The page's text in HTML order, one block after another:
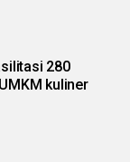
280
kuliner